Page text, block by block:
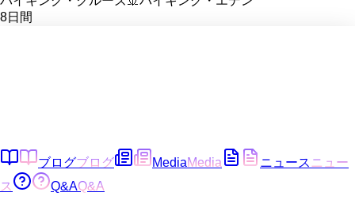
8日間
ブログブログ MediaMedia ニュース ニュー
ス
Q&AQ&A